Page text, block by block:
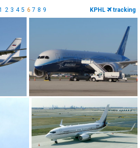
2 3 4 5 6 7 8 9 KPHL tracking